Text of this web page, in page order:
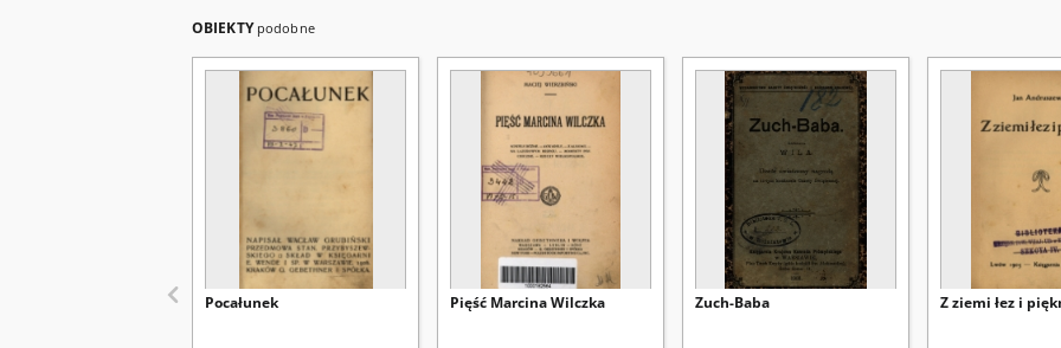
OBIEKTY podobne
Pocałunek Pięść Marcina Wilczka Zuch-Baba Z ziemi łez i